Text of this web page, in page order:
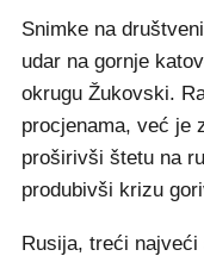
Snimke na
udar na gornje
okrugu Žukovski.
procjenama, već je
proširivši štetu na
produbivši krizu
Rusija, treći